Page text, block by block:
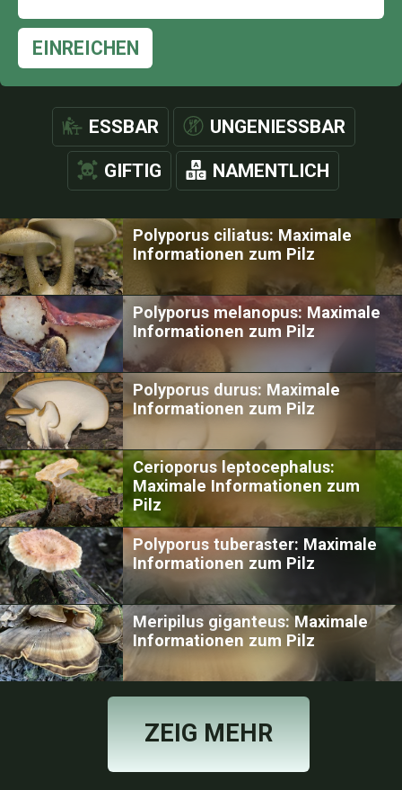
EINREICHEN
ESSBAR UNGENIESSBAR
GIFTIG NAMENTLICH
Polyporus ciliatus: Maximale
Informationen zum Pilz
Polyporus melanopus: Maximale
Informationen zum Pilz
Polyporus durus: Maximale
Informationen zum Pilz
Cerioporus leptocephalus:
Maximale Informationen zum
Pilz
Polyporus tuberaster: Maximale
Informationen zum Pilz
Meripilus giganteus: Maximale
Informationen zum Pilz
ZEIG MEHR